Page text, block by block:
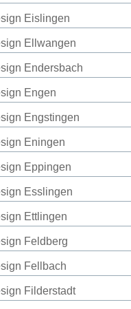
Eislingen
Ellwangen
Endersbach
Engen
Engstingen
Eningen
Eppingen
Esslingen
Ettlingen
Feldberg
Fellbach
Filderstadt